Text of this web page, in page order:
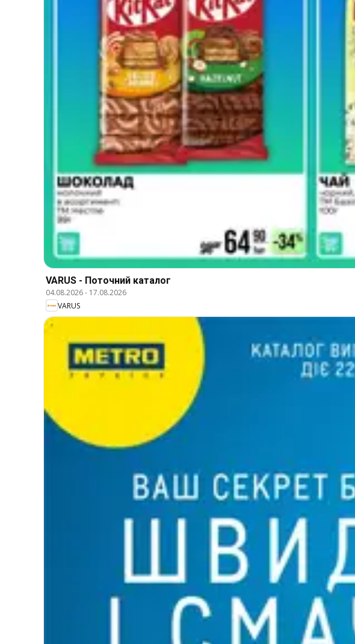
VARUS - Поточний каталог
04.08.2026- 17.08.2026
VARUS